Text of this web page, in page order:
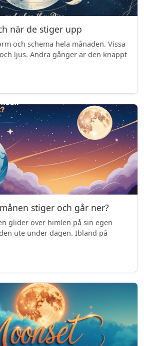
när de stiger upp
och schema hela månaden. Vissa
ljus. Andra gånger är den knappt
stiger och går ner?
glider över himlen på sin egen
ute under dagen. Ibland på